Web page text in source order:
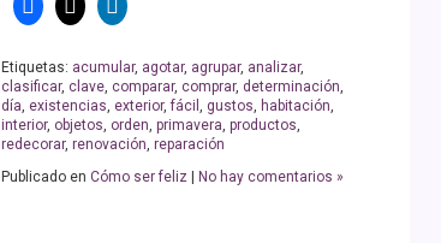
Etiquetas: acumular, agotar, agrupar, analizar,
clasificar, clave, comparar, comprar, determinación,
día, existencias, exterior,fácil , gustos, habitación,
interior, objetos, orden, primavera, productos,
redecorar, renovación, reparación
Publicado en Cómo ser feliz No hay comentarios »